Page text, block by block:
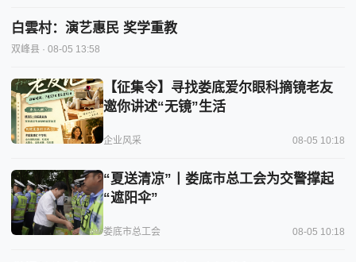
白雲村：演艺惠民 奖学重教
双峰县 · 08-05 13:58
【征集令】寻找娄底爱尔眼科摘镜老友
邀你讲述“无镜”生活
企业风采 08-05 10:18
“夏送清凉”丨娄底市总工会为交警撑起
“遮阳伞”
娄底市总工会 08-05 10:18